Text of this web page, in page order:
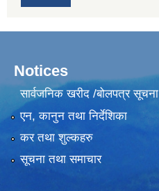
Notices
सार्वजनिक खरीद /बोलपत्र सूचना
एन, कानुन तथा निर्देशिका
कर तथा शुल्कहरु
सूचना तथा समाचार